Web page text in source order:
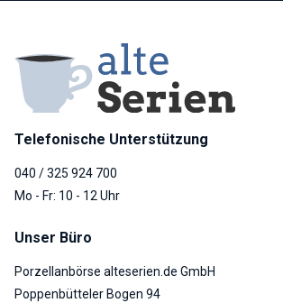
Telefonische Unterstützung
040 / 325 924 700
Mo - Fr: 10 - 12 Uhr
Unser Büro
Porzellanbörse alteserien.de GmbH
Poppenbütteler Bogen 94